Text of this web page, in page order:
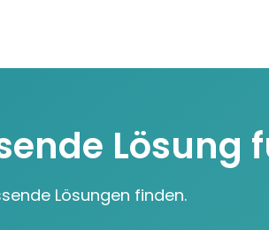
Lösungen finden.